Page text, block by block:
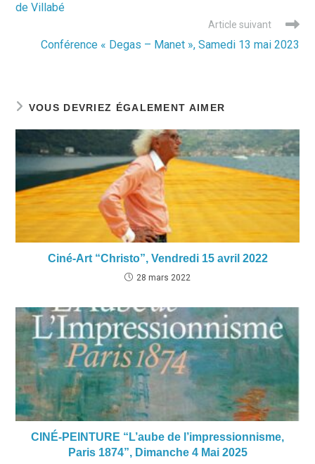
de Villabé
Article suivant
Conférence « Degas – Manet », Samedi 13 mai 2023
VOUS DEVRIEZ ÉGALEMENT AIMER
Ciné-Art “Christo”, Vendredi 15 avril 2022
28 mars 2022
CINÉ-PEINTURE “L’aube de l’impressionnisme,
Paris 1874”, Dimanche 4 Mai 2025